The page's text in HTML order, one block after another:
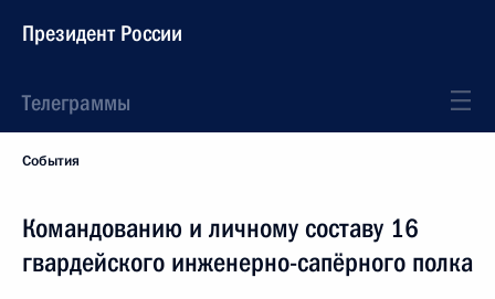
Президент России
Телеграммы
События
Командованию и личному составу 16
гвардейского инженерно-сапёрного полка